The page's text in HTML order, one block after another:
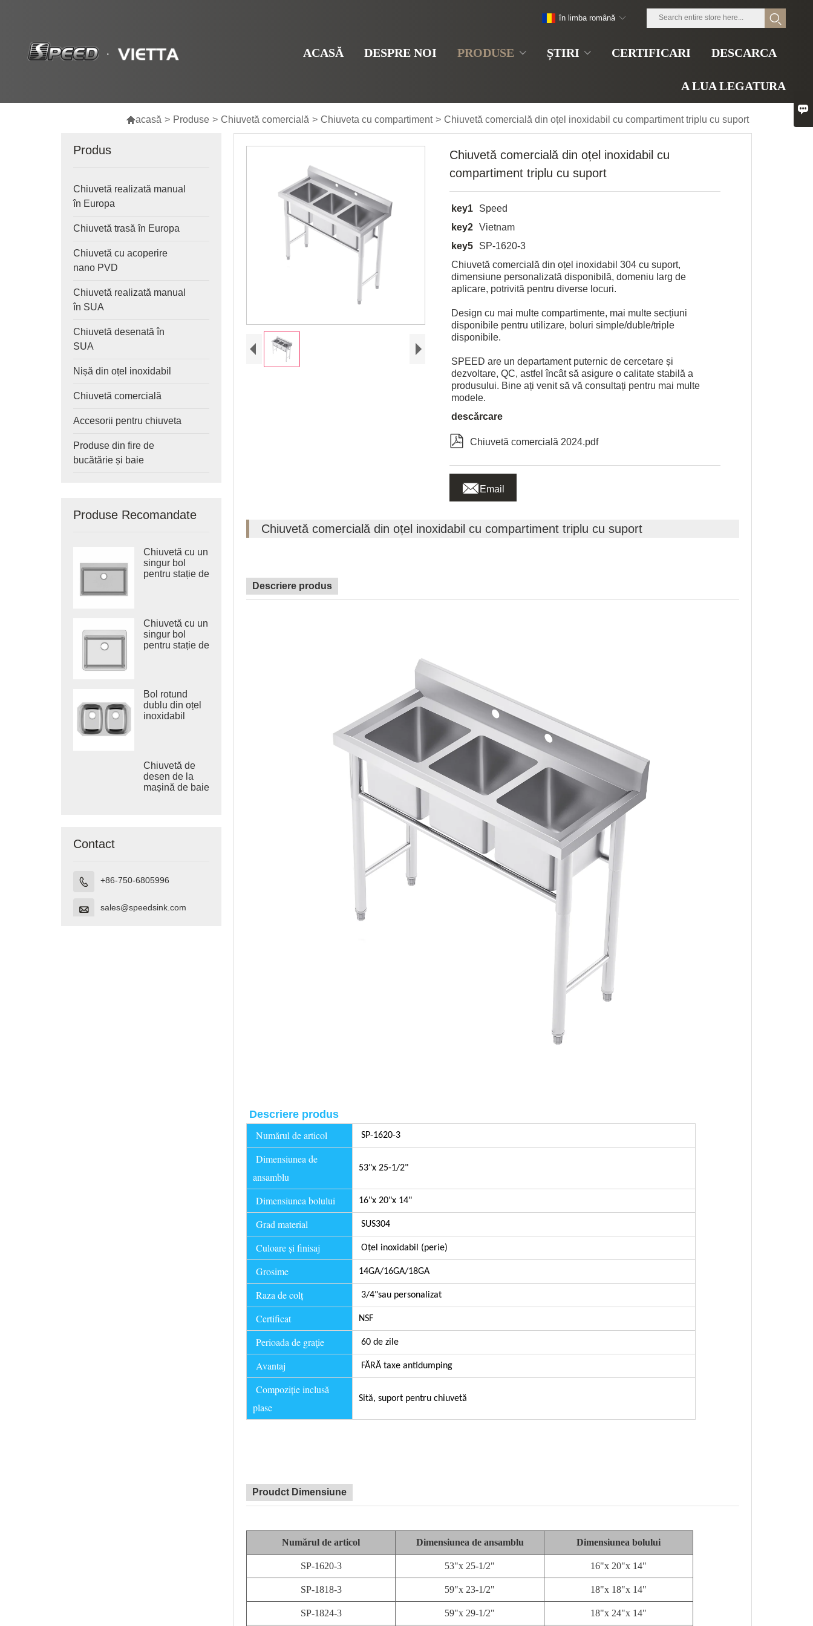
ACASĂ DESPRE NOI PRODUSE ȘTIRI CERTIFICARI DESCARCA
A LUA LEGATURA
în limba română
acasă > Produse > Chiuvetă comercială > Chiuveta cu compartiment > Chiuvetă comercială din oțel inoxidabil cu compartiment triplu cu suport
Produs
Chiuvetă realizată manual
în Europa
Chiuvetă trasă în Europa
Chiuvetă cu acoperire
nano PVD
Chiuvetă realizată manual
în SUA
Chiuvetă desenată în
SUA
Nișă din oțel inoxidabil
Chiuvetă comercială
Accesorii pentru chiuveta
Produse din fire de
bucătărie și baie
Produse Recomandate
Chiuvetă cu un
singur bol
pentru stație de
Chiuvetă cu un
singur bol
pentru stație de
Bol rotund
dublu din oțel
inoxidabil
Vietnam
Chiuvetă de
desen de la
mașină de baie
Contact
 +86-750-6805996
 sales@speedsink.com
Chiuvetă comercială din oțel inoxidabil cu
compartiment triplu cu suport
key1
Speed
key2
Vietnam
key5
SP-1620-3
Chiuvetă comercială din oțel inoxidabil 304 cu suport,
dimensiune personalizată disponibilă, domeniu larg de
aplicare, potrivită pentru diverse locuri.
Design cu mai multe compartimente, mai multe secțiuni
disponibile pentru utilizare, boluri simple/duble/triple
disponibile.
SPEED are un departament puternic de cercetare și
dezvoltare, QC, astfel încât să asigure o calitate stabilă a
produsului. Bine ați venit să vă consultați pentru mai multe
modele.
descărcare
 Chiuvetă comercială 2024.pdf
 Email
Chiuvetă comercială din oțel inoxidabil cu compartiment triplu cu suport
Descriere produs
Descriere produs
Numărul de articol SP-1620-3
Dimensiunea de
ansamblu
53"x 25-1/2"
Dimensiunea bolului 16"x 20"x 14"
Grad material SUS304
Culoare și finisaj Oțel inoxidabil (perie)
Grosime 14GA/16GA/18GA
Raza de colț 3/4"sau personalizat
Certificat NSF
Perioada de graţie 60 de zile
Avantaj FĂRĂ taxe antidumping
Compoziție inclusă
plase
Sită, suport pentru chiuvetă
Proudct Dimensiune
Numărul de articol Dimensiunea de ansamblu Dimensiunea bolului
SP-1620-3 53"x 25-1/2" 16"x 20"x 14"
SP-1818-3 59"x 23-1/2" 18"x 18"x 14"
SP-1824-3 59"x 29-1/2" 18"x 24"x 14"
